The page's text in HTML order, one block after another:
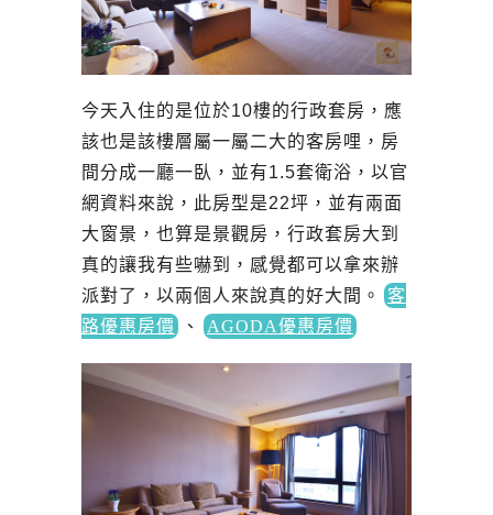
今天入住的是位於10樓的行政套房，應
該也是該樓層屬一屬二大的客房哩，房
間分成一廳一臥，並有1.5套衛浴，以官
網資料來說，此房型是22坪，並有兩面
大窗景，也算是景觀房，行政套房大到
真的讓我有些嚇到，感覺都可以拿來辦
派對了，以兩個人來說真的好大間。
客
路優惠房價
、 AGODA優惠房價